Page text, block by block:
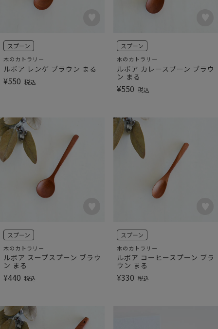
スプーン
木のカトラリー
ルボア レンゲ ブラウン まる
¥550 税込
スプーン
木のカトラリー
ルボア カレースプーン ブラウ
ン まる
¥550 税込
スプーン
木のカトラリー
ルボア スープスプーン ブラウ
ン まる
¥440 税込
スプーン
木のカトラリー
ルボア コーヒースプーン ブラ
ウン まる
¥330 税込